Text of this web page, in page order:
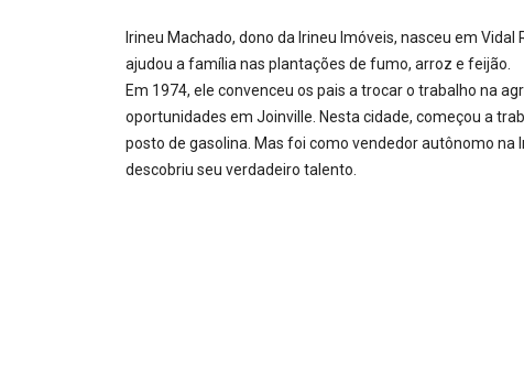
Irineu Machado, dono da Irineu Imóveis, nasceu em Vidal
ajudou a família nas plantações de fumo, arroz e feijão.
Em 1974, ele convenceu os pais a trocar o trabalho na
oportunidades em Joinville. Nesta cidade, começou a
posto de gasolina. Mas foi como vendedor autônomo na
descobriu seu verdadeiro talento.